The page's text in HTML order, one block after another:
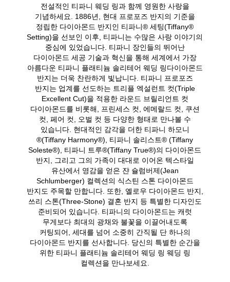
전설적인 티파니 웨딩 링과 함께 영원한 사랑을
기념하세요. 1886년, 현대 프로포즈 반지의 기준을
정립한 다이아몬드 반지인 티파니® 세팅(Tiffany®
Setting)을 선보인 이후, 티파니는 수많은 사랑 이야기의
중심에 있었습니다. 티파니 장인들의 뛰어난
다이아몬드 세공 기술과 혁신을 통해 세계에서 가장
아름다운 티파니 플래티늄 솔리테어 웨딩 링다이아몬드
반지는 더욱 찬란하게 빛납니다. 티파니 프로포즈
반지는 업계를 선도하는 트리플 엑설런트 컷(Triple
Excellent Cut)을 적용한 라운드 브릴리언트 컷
다이아몬드를 비롯해, 프린세스 컷, 에메랄드 컷, 쿠션
컷, 페어 컷, 오벌 컷 등 다양한 형태로 만나볼 수
있습니다. 현대적인 감각을 더한 티파니 하모니
®(Tiffany Harmony®), 티파니 솔리스트® (Tiffany
Soleste®), 티파니 트루®(Tiffany True®)의 다이아몬드
반지, 그리고 그의 가족이 대대로 이어온 텍스타일
유산에서 영감을 얻은 쟌 슐럼버제(Jean
Schlumberger) 컬렉션의 식스틴 스톤 다이아몬드
반지도 주목할 만합니다. 또한, 옐로우 다이아몬드 반지,
쓰리 스톤(Three-Stone) 결혼 반지 등 특별한 디자인도
준비되어 있습니다. 티파니의 다이아몬드는 캐럿
무게보다 최대의 광채와 불꽃을 이끌어내도록
커팅되어, 세대를 넘어 소중히 간직될 단 하나의
다이아몬드 반지를 선사합니다. 당신의 특별한 순간을
위한 티파니 플래티늄 솔리테어 웨딩 링 웨딩 링
컬렉션을 만나보세요.